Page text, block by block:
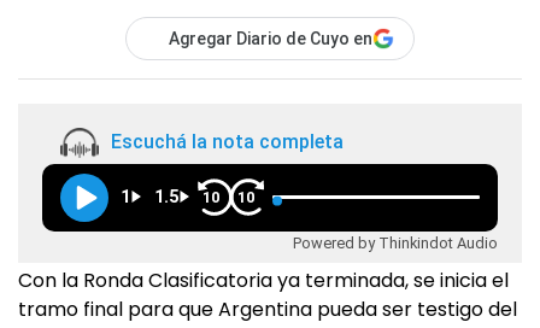
Agregar Diario de Cuyo en
Escuchá la nota completa
1 1.5 10 10
Powered by Thinkindot Audio
Con la Ronda Clasificatoria ya terminada, se inicia el
tramo final para que Argentina pueda ser testigo del